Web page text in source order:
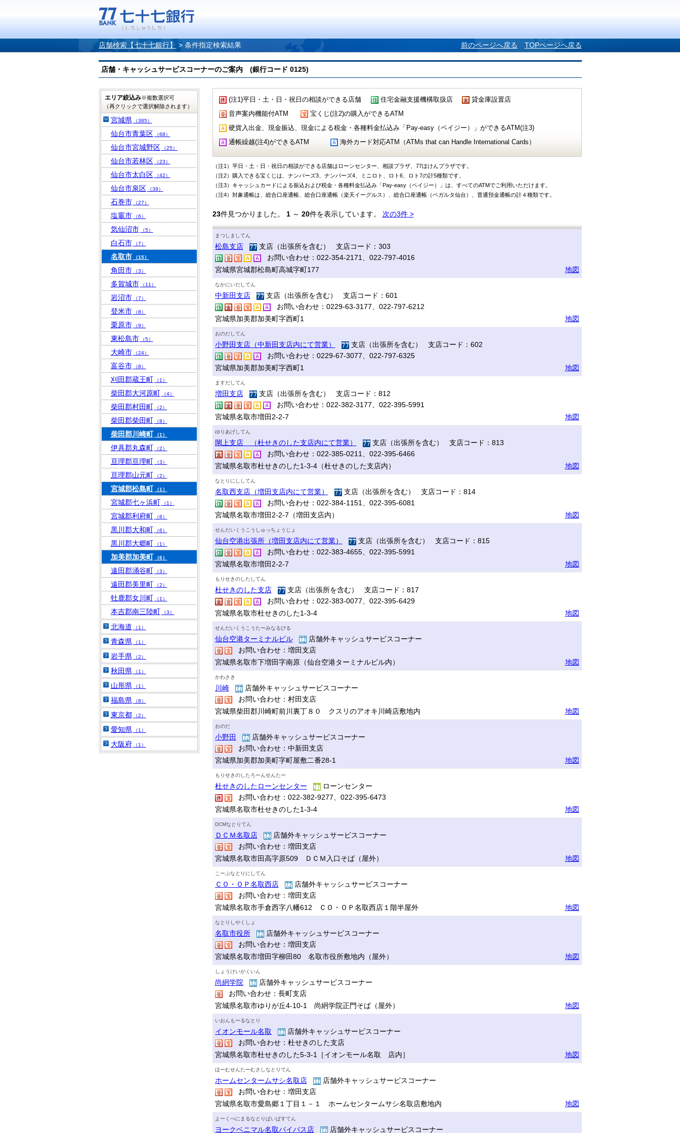
店舗検索【七十七銀行】 > 条件指定検索結果 前のページへ戻る TOPページへ戻る
店舗・キャッシュサービスコーナーのご案内 (銀行コード 0125)
(注1)平日・土・日・祝日の相談ができる店舗 住宅金融支援機構取扱店
貸金庫設置店
音声案内機能付ATM
宝くじ(注2)の購入ができるATM
硬貨入出金、現金振込、現金による税金・各種料金払込み「Pay-easy（ペイジー）」ができるATM(注3)
通帳繰越(注4)ができるATM
海外カード対応ATM（ATMs that can Handle International Cards）
（注1）平日・土・日・祝日の相談ができる店舗はローンセンター、相談プラザ、77ほけんプラザです。
（注2）購入できる宝くじは、ナンバーズ3、ナンバーズ4、ミニロト、ロト6、ロト7の計5種類です。
（注3）キャッシュカードによる振込および税金・各種料金払込み「Pay-easy（ペイジー）」は、すべてのATMでご利用いただけます。
（注4）対象通帳は、総合口座通帳、総合口座通帳（楽天イーグルス）、総合口座通帳（ベガルタ仙台）、普通預金通帳の計４種類です。
23件見つかりました。 1～ 20件を表示しています。 次の3件 >
まつしましてん
松島支店
支店（出張所を含む） 支店コード：303
お問い合わせ：022-354-2171、022-797-4016
宮城県宮城郡松島町高城字町177
地図
なかにいだしてん
中新田支店
支店（出張所を含む） 支店コード：601
お問い合わせ：0229-63-3177、022-797-6212
宮城県加美郡加美町字西町1
地図
おのだしてん
小野田支店（中新田支店内にて営業）
支店（出張所を含む） 支店コード：602
お問い合わせ：0229-67-3077、022-797-6325
宮城県加美郡加美町字西町1
地図
ますだしてん
増田支店
支店（出張所を含む） 支店コード：812
お問い合わせ：022-382-3177、022-395-5991
宮城県名取市増田2-2-7
地図
ゆりあげしてん
閖上支店 （杜せきのした支店内にて営業）
支店（出張所を含む） 支店コード：813
お問い合わせ：022-385-0211、022-395-6466
宮城県名取市杜せきのした1-3-4（杜せきのした支店内）
地図
なとりにししてん
名取西支店（増田支店内にて営業）
支店（出張所を含む） 支店コード：814
お問い合わせ：022-384-1151、022-395-6081
宮城県名取市増田2-2-7（増田支店内）
地図
せんだいくうこうしゅっちょうじょ
仙台空港出張所（増田支店内にて営業）
支店（出張所を含む） 支店コード：815
お問い合わせ：022-383-4655、022-395-5991
宮城県名取市増田2-2-7
地図
もりせきのしたしてん
杜せきのした支店
支店（出張所を含む） 支店コード：817
お問い合わせ：022-383-0077、022-395-6429
宮城県名取市杜せきのした1-3-4
地図
せんだいくうこうたーみなるびる
仙台空港ターミナルビル
店舗外キャッシュサービスコーナー
お問い合わせ：増田支店
宮城県名取市下増田字南原（仙台空港ターミナルビル内）
地図
かわさき
川崎
店舗外キャッシュサービスコーナー
お問い合わせ：村田支店
宮城県柴田郡川崎町前川裏丁８０ クスリのアオキ川崎店敷地内
地図
おのだ
小野田
店舗外キャッシュサービスコーナー
お問い合わせ：中新田支店
宮城県加美郡加美町字町屋敷二番28-1
地図
もりせきのしたろーんせんたー
杜せきのしたローンセンター
ローンセンター
お問い合わせ：022-382-9277、022-395-6473
宮城県名取市杜せきのした1-3-4
地図
DCMなとりてん
ＤＣＭ名取店
店舗外キャッシュサービスコーナー
お問い合わせ：増田支店
宮城県名取市田高字原509 ＤＣＭ入口そば（屋外）
地図
こーぷなとりにしてん
ＣＯ・ＯＰ名取西店
店舗外キャッシュサービスコーナー
お問い合わせ：増田支店
宮城県名取市手倉西字八幡612 ＣＯ・ＯＰ名取西店１階半屋外
地図
なとりしやくしょ
名取市役所
店舗外キャッシュサービスコーナー
お問い合わせ：増田支店
宮城県名取市増田字柳田80 名取市役所敷地内（屋外）
地図
しょうけいがくいん
尚絅学院
店舗外キャッシュサービスコーナー
お問い合わせ：長町支店
宮城県名取市ゆりが丘4-10-1 尚絅学院正門そば（屋外）
地図
いおんもーるなとり
イオンモール名取
店舗外キャッシュサービスコーナー
お問い合わせ：杜せきのした支店
宮城県名取市杜せきのした5-3-1［イオンモール名取 店内］
地図
ほーむせんたーむさしなとりてん
ホームセンタームサシ名取店
店舗外キャッシュサービスコーナー
お問い合わせ：増田支店
宮城県名取市愛島郷１丁目１－１ ホームセンタームサシ名取店敷地内
地図
よーくべにまるなとりばいぱすてん
ヨークベニマル名取バイパス店 店舗外キャッシュサービスコーナー
エリア絞込み※複数選択可
（再クリックで選択解除されます）
宮城県 （385）
仙台市青葉区 （68）
仙台市宮城野区 （25）
仙台市若林区 （23）
仙台市太白区 （42）
仙台市泉区 （39）
石巻市 （27）
塩竈市 （6）
気仙沼市 （5）
白石市 （7）
名取市 （15）
角田市 （3）
多賀城市 （11）
岩沼市 （7）
登米市 （8）
栗原市 （9）
東松島市 （5）
大崎市 （24）
富谷市 （8）
刈田郡蔵王町 （1）
柴田郡大河原町 （4）
柴田郡村田町 （2）
柴田郡柴田町 （8）
柴田郡川崎町 （1）
伊具郡丸森町 （2）
亘理郡亘理町 （3）
亘理郡山元町 （2）
宮城郡松島町 （1）
宮城郡七ヶ浜町 （1）
宮城郡利府町 （6）
黒川郡大和町 （6）
黒川郡大郷町 （1）
加美郡加美町 （6）
遠田郡涌谷町 （3）
遠田郡美里町 （2）
牡鹿郡女川町 （1）
本吉郡南三陸町 （3）
北海道 （1）
青森県 （1）
岩手県 （2）
秋田県 （1）
山形県 （1）
福島県 （8）
東京都 （2）
愛知県 （1）
大阪府 （1）